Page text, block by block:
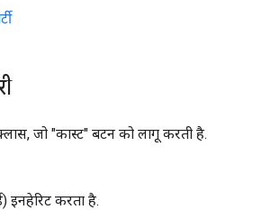
जो "कास्ट" बटन को लागू करती है.
करता है.